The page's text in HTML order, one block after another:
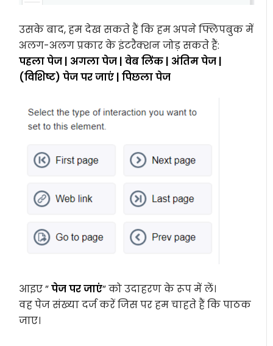
उसके बाद, हम देख सकते हैं कि हम अपने फ्लिपबुक में
अलग-अलग प्रकार के इंटरैक्शन जोड़ सकते हैं:
पहला पेज | अगला पेज | वेब लिंक | अंतिम पेज |
(विशिष्ट) पेज पर जाएं | पिछला पेज
आइए ”पेज पर जाएं” को उदाहरण के रूप में लें।
वह पेज संख्या दर्ज करें जिस पर हम चाहते हैं कि पाठक
जाए।